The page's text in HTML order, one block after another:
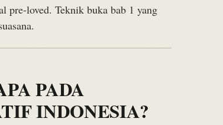
pre-loved. Teknik buka bab 1 yang
PADA
INDONESIA?